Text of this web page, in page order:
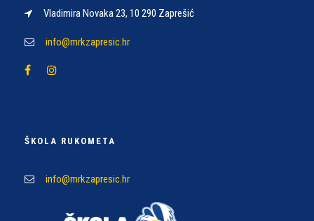
Vladimira Novaka 23, 10 290 Zaprešić
info@mrkzapresic.hr
ŠKOLA RUKOMETA
info@mrkzapresic.hr